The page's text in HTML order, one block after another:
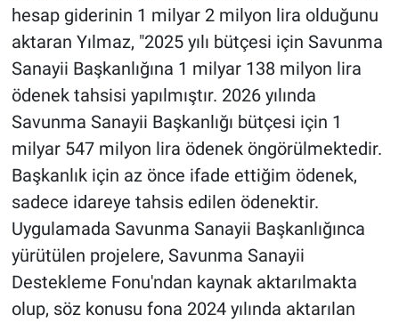
hesap giderinin 1 milyar 2 milyon lira olduğunu
aktaran Yılmaz, "2025 yılı bütçesi için Savunma
Sanayii Başkanlığına 1 milyar 138 milyon lira
ödenek tahsisi yapılmıştır. 2026 yılında
Savunma Sanayii Başkanlığı bütçesi için 1
milyar 547 milyon lira ödenek öngörülmektedir.
Başkanlık için az önce ifade ettiğim ödenek,
sadece idareye tahsis edilen ödenektir.
Uygulamada Savunma Sanayii Başkanlığınca
yürütülen projelere, Savunma Sanayii
Destekleme Fonu'ndan kaynak aktarılmakta
olup, söz konusu fona 2024 yılında aktarılan